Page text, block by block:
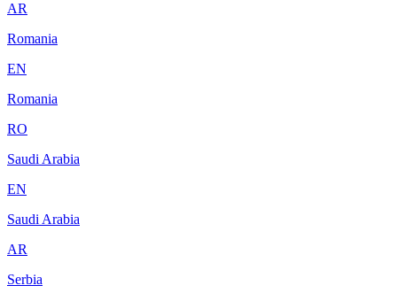
AR
Romania
EN
Romania
RO
Saudi Arabia
EN
Saudi Arabia
AR
Serbia